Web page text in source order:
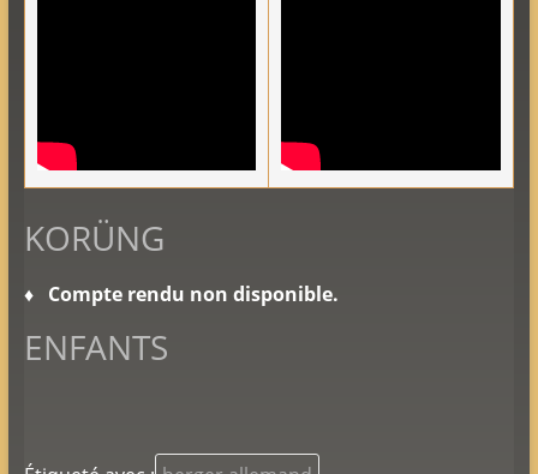
KORÜNG
♦ Compte rendu non disponible.
ENFANTS